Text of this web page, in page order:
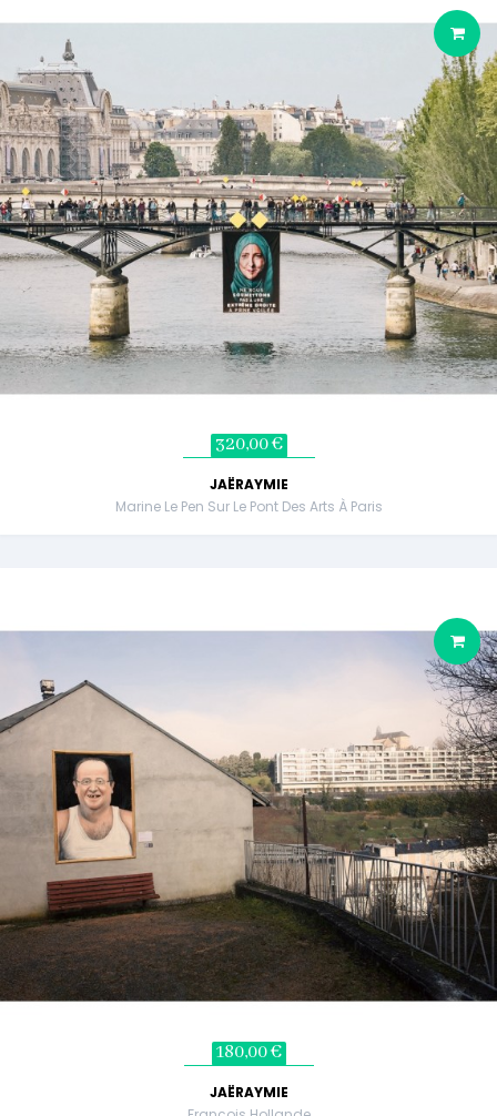
320,00 €
JAËRAYMIE
Marine Le Pen Sur Le Pont Des Arts À Paris
180,00 €
JAËRAYMIE